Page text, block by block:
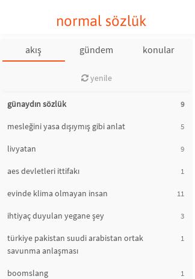
normal sözlük
akış gündem konular
yenile
günaydın sözlük 9
mesleğini yasa dışıymış gibi anlat 5
livyatan 9
aes devletleri ittifakı 1
evinde klima olmayan insan 11
ihtiyaç duyulan yegane şey 3
türkiye pakistan suudi arabistan ortak
savunma anlaşması
1
boomslang 1